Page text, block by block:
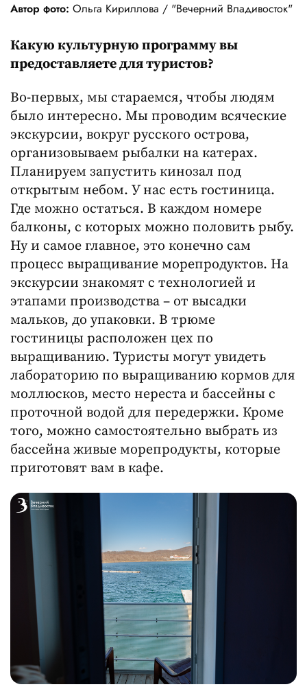
Автор фото: Ольга Кириллова / "Вечерний Владивосток"
Какую культурную программу вы
предоставляете для туристов?
Во-первых, мы стараемся, чтобы людям
было интересно. Мы проводим всяческие
экскурсии, вокруг русского острова,
организовываем рыбалки на катерах.
Планируем запустить кинозал под
открытым небом. У нас есть гостиница.
Где можно остаться. В каждом номере
балконы, с которых можно половить рыбу.
Ну и самое главное, это конечно сам
процесс выращивание морепродуктов. На
экскурсии знакомят с технологией и
этапами производства – от высадки
мальков, до упаковки. В трюме
гостиницы расположен цех по
выращиванию. Туристы могут увидеть
лабораторию по выращиванию кормов для
моллюсков, место нереста и бассейны с
проточной водой для передержки. Кроме
того, можно самостоятельно выбрать из
бассейна живые морепродукты, которые
приготовят вам в кафе.